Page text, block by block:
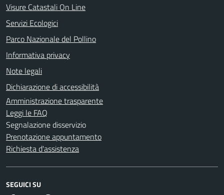
Visure Catastali On Line
Servizi Ecologici
Parco Nazionale del Pollino
Informativa privacy
Note legali
Dichiarazione di accessibilità
Amministrazione trasparente
Leggi le FAQ
Segnalazione disservizio
Prenotazione appuntamento
Richiesta d'assistenza
SEGUICI SU